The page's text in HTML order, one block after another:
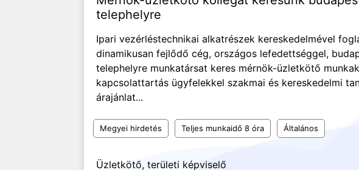
telephelyre
Ipari vezérléstechnikai alkatrészek kereskedelmével
dinamikusan fejlődő cég, országos lefedettséggel,
telephelyre munkatársat keres mérnök-üzletkötő
kapcsolattartás ügyfelekkel szakmai és kereskedelmi
árajánlat...
Megyei hirdetés Teljes munkaidő 8 óra Általános
Üzletkötő, területi képviselő